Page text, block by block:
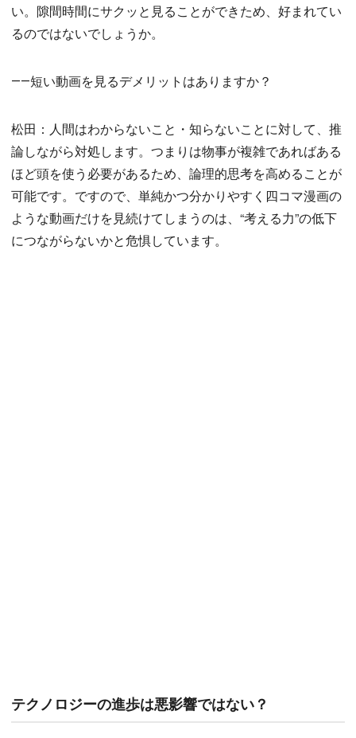
い。隙間時間にサクッと見ることができため、好まれてい
るのではないでしょうか。
――短い動画を見るデメリットはありますか？
松田：人間はわからないこと・知らないことに対して、推
論しながら対処します。つまりは物事が複雑であればある
ほど頭を使う必要があるため、論理的思考を高めることが
可能です。ですので、単純かつ分かりやすく四コマ漫画の
ような動画だけを見続けてしまうのは、“考える力”の低下
につながらないかと危惧しています。
テクノロジーの進歩は悪影響ではない？